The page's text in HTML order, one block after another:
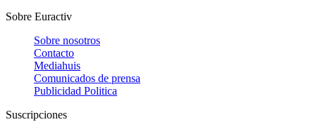
Sobre Euractiv
Sobre nosotros
Contacto
Mediahuis
Comunicados de prensa
Publicidad Politica
Suscripciones